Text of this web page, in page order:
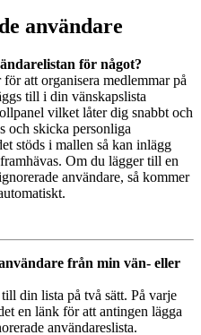
användare
för något?
att organisera medlemmar på
till i din vänskapslista
vilket låter dig snabbt och
och skicka personliga
stöds i mallen så kan inlägg
Om du lägger till en
användare, så kommer
från min vän- eller
din lista på två sätt. På varje
en länk för att antingen lägga
användareslista.